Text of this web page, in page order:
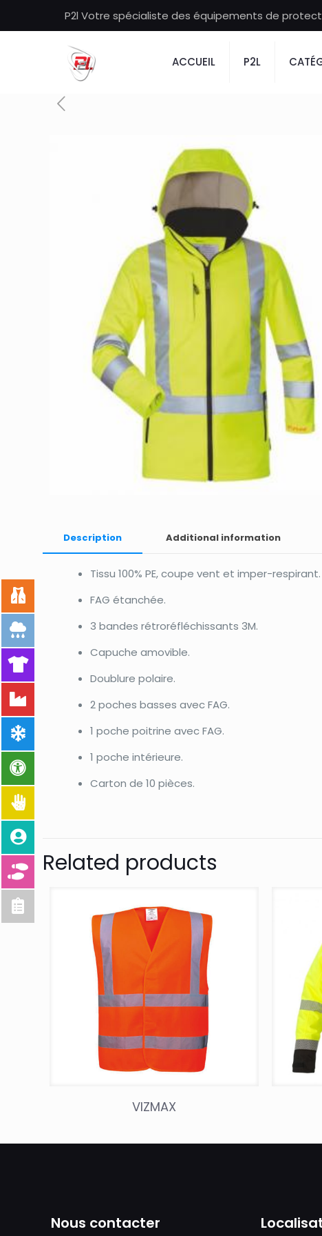
P2l Votre spécialiste des équipements de
ACCUEIL P2L
Description Additional information
Tissu 100% PE, coupe vent et imper-respirant.
FAG étanchée.
3 bandes rétroréfléchissants 3M.
Capuche amovible.
Doublure polaire.
2 poches basses avec FAG.
1 poche poitrine avec FAG.
1 poche intérieure.
Carton de 10 pièces.
Related products
VIZMAX
Nous contacter